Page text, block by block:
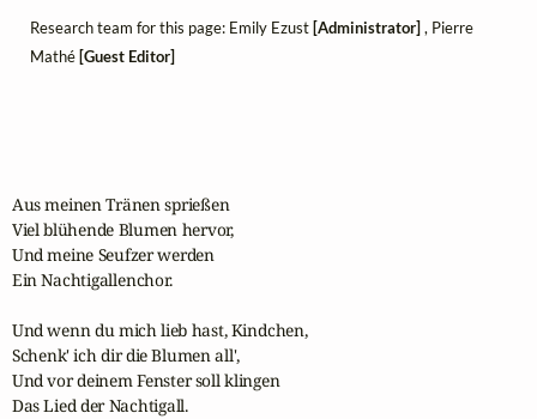
Research team for this page: Emily Ezust [Administrator] , Pierre
Mathé [Guest Editor]
Aus meinen Tränen sprießen
Viel blühende Blumen hervor,
Und meine Seufzer werden
Ein Nachtigallenchor.
Und wenn du mich lieb hast, Kindchen,
Schenk' ich dir die Blumen all',
Und vor deinem Fenster soll klingen
Das Lied der Nachtigall.